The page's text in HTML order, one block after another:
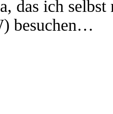
das ich
besuchen…